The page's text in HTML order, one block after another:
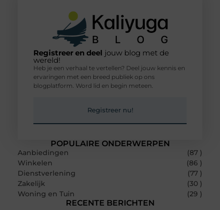
POPULAIRE ONDERWERPEN
Aanbiedingen
(87 )
Winkelen
(86 )
Dienstverlening
(77 )
Zakelijk
(30 )
Woning en Tuin
(29 )
RECENTE BERICHTEN
Registreer en deel jouw blog met de
wereld!
Heb je een verhaal te vertellen? Deel jouw kennis en
ervaringen met een breed publiek op ons
blogplatform. Word lid en begin meteen.
Registreer nu!